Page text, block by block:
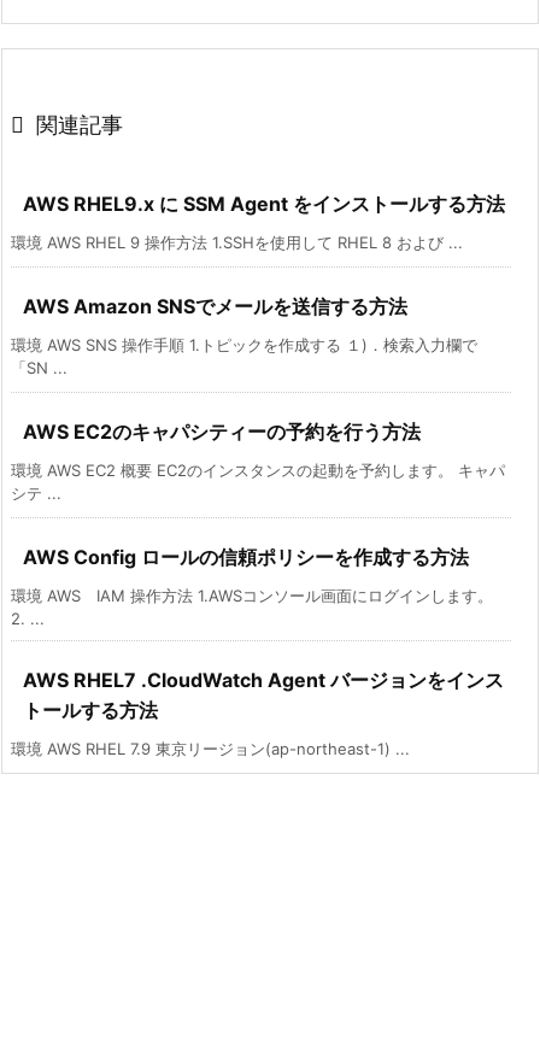
 関連記事
AWS RHEL9.x に SSM Agent をインストールする方法
環境 AWS RHEL 9 操作方法 1.SSHを使用して RHEL 8 および ...
AWS Amazon SNSでメールを送信する方法
環境 AWS SNS 操作手順 1.トピックを作成する １)．検索入力欄で
「SN ...
AWS EC2のキャパシティーの予約を行う方法
環境 AWS EC2 概要 EC2のインスタンスの起動を予約します。 キャパ
シテ ...
AWS Config ロールの信頼ポリシーを作成する方法
環境 AWS IAM 操作方法 1.AWSコンソール画面にログインします。
2. ...
AWS RHEL7 .CloudWatch Agent バージョンをインス
トールする方法
環境 AWS RHEL 7.9 東京リージョン(ap-northeast-1) ...